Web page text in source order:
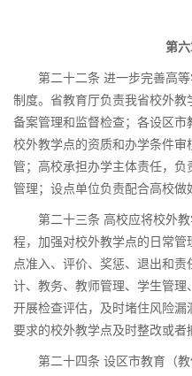
第
第二十二条 进一步完善高
制度。省教育厅负责我省校外教
备案管理和监督检查；各设区
校外教学点的资质和办学条件
管；高校承担办学主体责任，
管理；设点单位负责配合高校做
第二十三条 高校应将校外
程，加强对校外教学点的日常
点准入、评价、奖惩、退出和
计、教务、教师管理、学生管理
开展检查评估，及时堵住风险
要求的校外教学点及时整改或者
第二十四条 设区市教育（